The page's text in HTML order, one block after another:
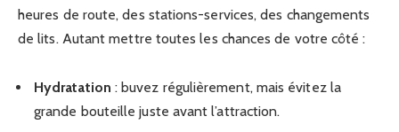
heures de route, des stations-services, des changements
de lits. Autant mettre toutes les chances de votre côté :
Hydratation : buvez régulièrement, mais évitez la
grande bouteille juste avant l’attraction.